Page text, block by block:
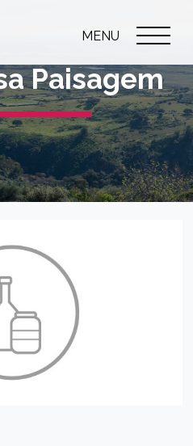
MENU
Paisagem